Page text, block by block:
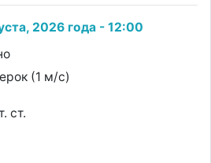
2026 года - 12:00
(1 м/с)
ст.